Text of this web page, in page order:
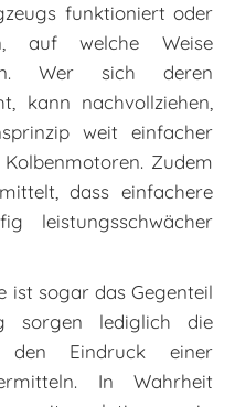
funktioniert oder
auf welche Weise
Wer sich deren
kann nachvollziehen,
weit einfacher
Zudem
dass einfachere
leistungsschwächer
ist sogar das Gegenteil
sorgen lediglich die
den Eindruck einer
In Wahrheit